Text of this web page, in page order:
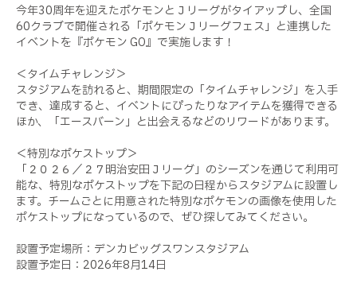
今年30周年を迎えたポケモンとＪリーグがタイアップし、全国
60クラブで開催される「ポケモンＪリーグフェス」と連携した
イベントを『ポケモン GO』で実施します！
＜タイムチャレンジ＞
スタジアムを訪れると、期間限定の「タイムチャレンジ」を入手
でき、達成すると、イベントにぴったりなアイテムを獲得できる
ほか、「エースバーン」と出会えるなどのリワードがあります。
＜特別なポケストップ＞
「２０２６／２７明治安田Ｊリーグ」のシーズンを通じて利用可
能な、特別なポケストップを下記の日程からスタジアムに設置し
ます。チームごとに用意された特別なポケモンの画像を使用した
ポケストップになっているので、ぜひ探してみてください。
設置予定場所：デンカビッグスワンスタジアム
設置予定日：2026年8月14日